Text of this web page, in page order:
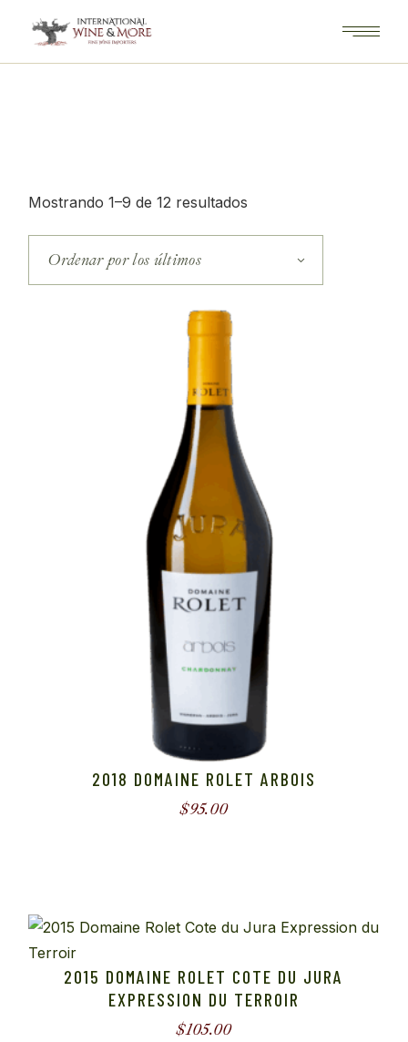
contenido
Mostrando 1–9 de 12 resultados
últimos
Ordenar por los últimos
2018 DOMAINE ROLET ARBOIS
$95.00
2015 DOMAINE ROLET COTE DU JURA
EXPRESSION DU TERROIR
$105.00